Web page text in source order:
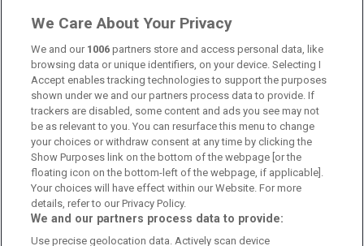
Länkar
Om oss
Kontakta oss
Kundtjänst
Sponsor: Rekatochklart
Annonsera på Fotbolldirekt
Redaktionell policy
We Care About Your Privacy
We and our 1006 partners store and access personal data, like
browsing data or unique identifiers, on your device. Selecting I
Accept enables tracking technologies to support the purposes
shown under we and our partners process data to provide. If
trackers are disabled, some content and ads you see may not
be as relevant to you. You can resurface this menu to change
your choices or withdraw consent at any time by clicking the
Show Purposes link on the bottom of the webpage [or the
floating icon on the bottom-left of the webpage, if applicable].
Your choices will have effect within our Website. For more
details, refer to our Privacy Policy.
We and our partners process data to provide:
Use precise geolocation data. Actively scan device